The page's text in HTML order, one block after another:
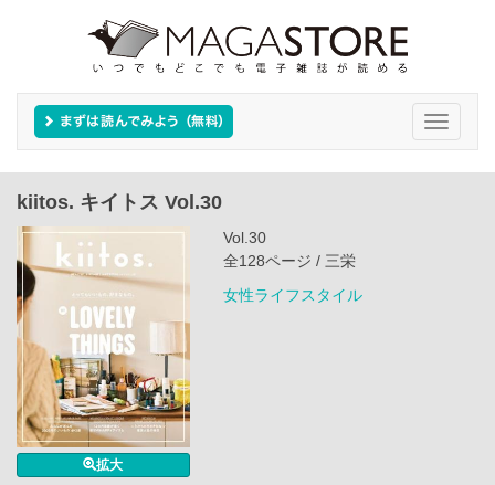
Toggle
kiitos. キイトス Vol.30
拡大
Vol.30
全128ページ / 三栄
女性ライフスタイル